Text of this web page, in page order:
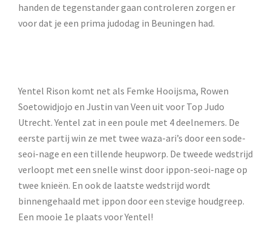
handen de tegenstander gaan controleren zorgen er
voor dat je een prima judodag in Beuningen had.
Yentel Rison komt net als Femke Hooijsma, Rowen
Soetowidjojo en Justin van Veen uit voor Top Judo
Utrecht. Yentel zat in een poule met 4 deelnemers. De
eerste partij win ze met twee waza-ari’s door een sode-
seoi-nage en een tillende heupworp. De tweede wedstrijd
verloopt met een snelle winst door ippon-seoi-nage op
twee knieën. En ook de laatste wedstrijd wordt
binnengehaald met ippon door een stevige houdgreep.
Een mooie 1e plaats voor Yentel!